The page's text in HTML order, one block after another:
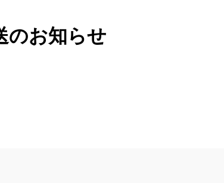
のお知らせ